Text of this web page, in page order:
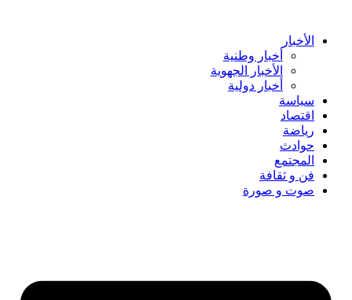
content الأخبار
أخبار وطنية
الأخبار الجهوية
أخبار دولية
سياسة
اقتصاد
رياضة
حوادث
المجتمع
فن و ثقافة
صوت و صورة